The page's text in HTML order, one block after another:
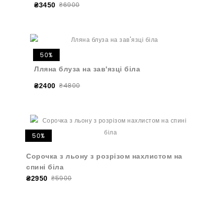
₴3450 ₴6900
50%
Лляна блуза на зав'язці біла
₴2400 ₴4800
50%
Сорочка з льону з розрізом нахлистом на
спині біла
₴2950 ₴5900